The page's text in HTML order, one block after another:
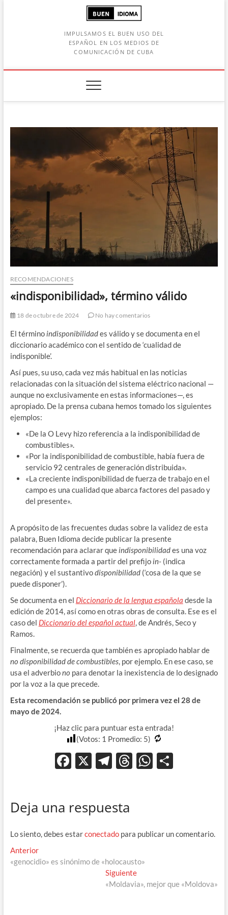
IMPULSAMOS EL BUEN USO DEL
ESPAÑOL EN LOS MEDIOS DE
COMUNICACIÓN DE CUBA
RECOMENDACIONES
«indisponibilidad», término válido
18 de octubre de 2024 No hay comentarios
El término indisponibilidades válido y se documenta en el
diccionario académico con el sentido de ‘cualidad de
indisponible’.
Así pues, su uso, cada vez más habitual en las noticias
relacionadas con la situación del sistema eléctrico nacional —
aunque no exclusivamente en estas informaciones—, es
apropiado. De la prensa cubana hemos tomado los siguientes
ejemplos:
«De la O Levy hizo referencia a la indisponibilidad de
combustibles».
«Por la indisponibilidad de combustible, había fuera de
servicio 92 centrales de generación distribuida».
«La creciente indisponibilidad de fuerza de trabajo en el
campo es una cualidad que abarca factores del pasado y
del presente».
A propósito de las frecuentes dudas sobre la validez de esta
palabra, Buen Idioma decide publicar la presente
recomendación para aclarar que indisponibilidades una voz
correctamente formada a partir del prefijo in-(indica
negación) y el sustantivodisponibilidad (‘cosa de la que se
puede disponer’).
Se documenta en el Diccionario de la lengua española desde la
edición de 2014, así como en otras obras de consulta. Ese es el
caso del Diccionario del español actual, de Andrés, Seco y
Ramos.
Finalmente, se recuerda que también es apropiado hablar de
no disponibilidad de combustibles, por ejemplo. En ese caso, se
usa el adverbiono para denotar la inexistencia de lo designado
por la voz a la que precede.
Esta recomendación se publicó por primera vez el 28 de
mayo de 2024.
¡Haz clic para puntuar esta entrada!
(Votos: 1 Promedio: 5)
F
b
o
k
X T
gr
m
T
ds
W
p
ti
Deja una respuesta
Lo siento, debes estarconectadopara publicar un comentario.
Navegación
de
AnteriorEntrada
anterior:
«genocidio» es sinónimo de «holocausto»
SiguienteEntrada
siguiente:
«Moldavia», mejor que «Moldova»